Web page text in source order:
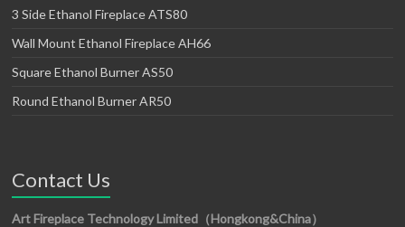
3 Side Ethanol Fireplace ATS80
Wall Mount Ethanol Fireplace AH66
Square Ethanol Burner AS50
Round Ethanol Burner AR50
Contact Us
Art Fireplace Technology Limited（Hongkong&China）